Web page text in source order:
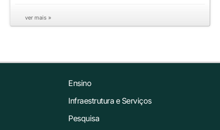
ver mais »
Ensino
Infraestrutura e Serviços
Pesquisa